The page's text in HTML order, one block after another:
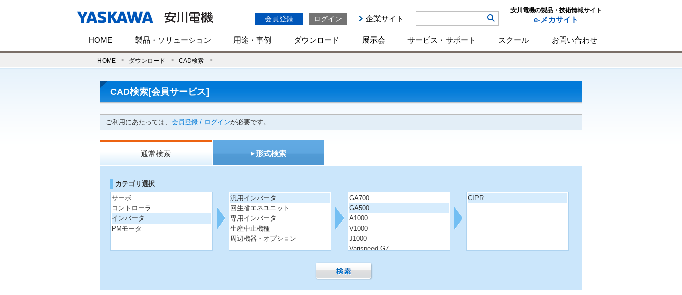
会員登録 ログイン 企業サイト
安川電機の製品・技術情報サイト
e-メカサイト
HOME 製品・ソリューション 用途・事例 ダウンロード 展示会 サービス・サポート スクール お問い合わせ
HOME ダウンロード CAD検索
CAD検索[会員サービス]
ご利用にあたっては、 会員登録 / ログインが必要です。
通常検索 形式検索
カテゴリ選択
サーボ
コントローラ
インバータ
PMモータ
汎用インバータ
回生省エネユニット
専用インバータ
生産中止機種
周辺機器・オプション
GA700
GA500
A1000
V1000
J1000
Varispeed G7
CIPR